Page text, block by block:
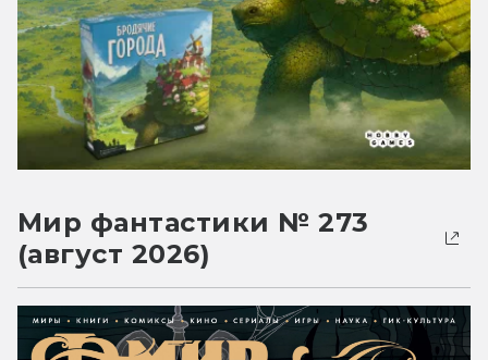
Мир фантастики № 273
(август 2026)